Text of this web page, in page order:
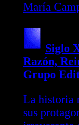
María
Siglo
Razón,
Grupo
La historia
sus